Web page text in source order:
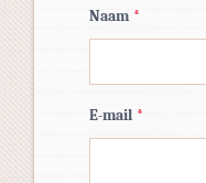
Naam *
E-mail *